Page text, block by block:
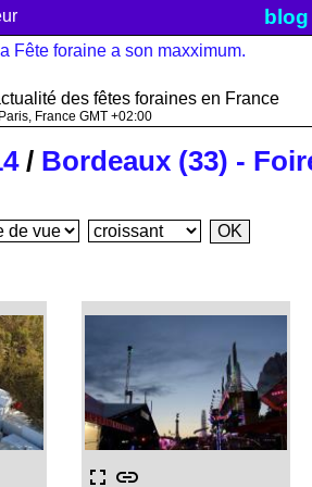
blog
des fêtes foraines en France
France GMT +02:00
/ Bordeaux (33) -
fullscreen link